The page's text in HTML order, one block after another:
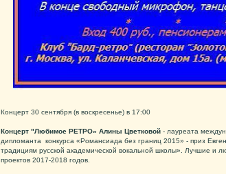
Концерт 30 сентября (в воскресенье) в 17:00
Концерт "Любимое РЕТРО» Алины Цветковой - лауреата
дипломанта конкурса «Романсиада без границ 2015» - приз
традициям русской академической вокальной школы». Лучшие и
проектов 2017-2018 годов.